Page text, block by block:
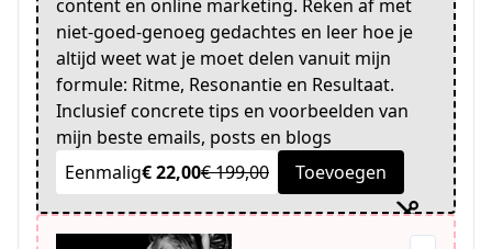
content en online marketing. Reken af met
niet-goed-genoeg gedachtes en leer hoe je
altijd weet wat je moet delen vanuit mijn
formule: Ritme, Resonantie en Resultaat.
Inclusief concrete tips en voorbeelden van
mijn beste emails, posts en blogs
Eenmalig€ 22,00€ 199,00 Toevoegen